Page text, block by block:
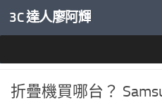
內文下方
3C 達人廖阿輝
折疊機買哪台？